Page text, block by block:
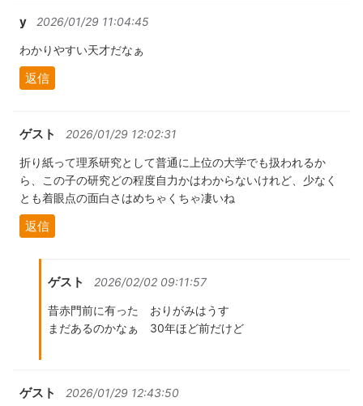
y 2026/01/29 11:04:45
わかりやすい天才だなぁ
返信
ゲスト 2026/01/29 12:02:31
折り紙って理系研究として普通に上位の大学でも扱われるか
ら、この子の研究どの程度自力かはわからないけれど、少なく
とも着眼点の面白さはめちゃくちゃ凄いね
返信
ゲスト 2026/02/02 09:11:57
昔赤門前に有った おりがみはうす
まだあるのかなぁ 30年ほど前だけど
ゲスト 2026/01/29 12:43:50